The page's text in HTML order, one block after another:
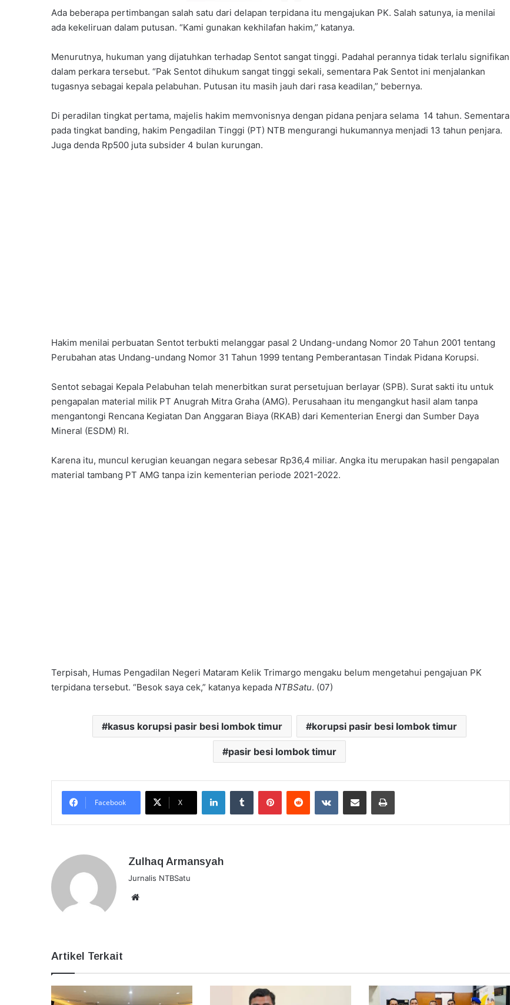
Ada beberapa pertimbangan salah satu dari delapan terpidana itu mengajukan PK. Salah satunya, ia menilai
ada kekeliruan dalam putusan. “Kami gunakan kekhilafan hakim,” katanya.
Menurutnya, hukuman yang dijatuhkan terhadap Sentot sangat tinggi. Padahal perannya tidak terlalu signifikan
dalam perkara tersebut. “Pak Sentot dihukum sangat tinggi sekali, sementara Pak Sentot ini menjalankan
tugasnya sebagai kepala pelabuhan. Putusan itu masih jauh dari rasa keadilan,” bebernya.
Di peradilan tingkat pertama, majelis hakim memvonisnya dengan pidana penjara selama 14 tahun. Sementara
pada tingkat banding, hakim Pengadilan Tinggi (PT) NTB mengurangi hukumannya menjadi 13 tahun penjara.
Juga denda Rp500 juta subsider 4 bulan kurungan.
Hakim menilai perbuatan Sentot terbukti melanggar pasal 2 Undang-undang Nomor 20 Tahun 2001 tentang
Perubahan atas Undang-undang Nomor 31 Tahun 1999 tentang Pemberantasan Tindak Pidana Korupsi.
Sentot sebagai Kepala Pelabuhan telah menerbitkan surat persetujuan berlayar (SPB). Surat sakti itu untuk
pengapalan material milik PT Anugrah Mitra Graha (AMG). Perusahaan itu mengangkut hasil alam tanpa
mengantongi Rencana Kegiatan Dan Anggaran Biaya (RKAB) dari Kementerian Energi dan Sumber Daya
Mineral (ESDM) RI.
Karena itu, muncul kerugian keuangan negara sebesar Rp36,4 miliar. Angka itu merupakan hasil pengapalan
material tambang PT AMG tanpa izin kementerian periode 2021-2022.
Terpisah, Humas Pengadilan Negeri Mataram Kelik Trimargo mengaku belum mengetahui pengajuan PK
terpidana tersebut. “Besok saya cek,” katanya kepada NTBSatu. (07)
kasus korupsi pasir besi lombok timur korupsi pasir besi lombok timur
pasir besi lombok timur
Facebook X
LinkedInTumblr PinterestReddit VKontakteBagikan Lewat Email Cetak
Zulhaq Armansyah
Jurnalis NTBSatu
Artikel Terkait